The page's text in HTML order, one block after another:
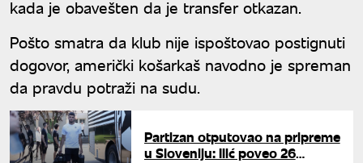
kada je obavešten da je transfer otkazan.
Pošto smatra da klub nije ispoštovao postignuti
dogovor, američki košarkaš navodno je spreman
da pravdu potraži na sudu.
Partizan otputovao na pripreme
u Sloveniju: Ilić poveo 26